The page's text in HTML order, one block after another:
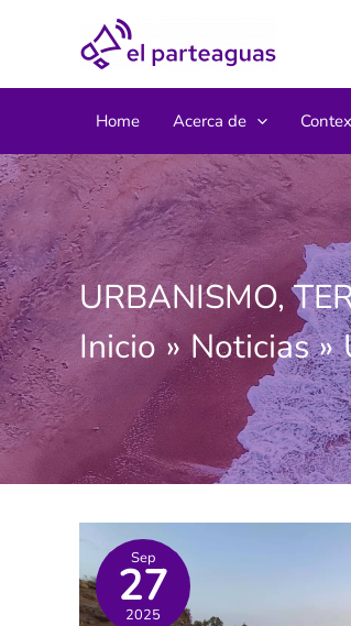
Home Acerca de
URBANISMO,
Inicio
Noticias
Sep
27
2025